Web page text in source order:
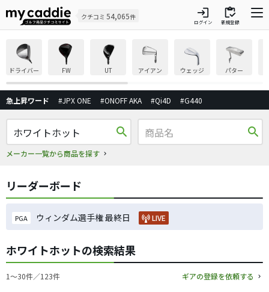
クチコミ 54,065件 login
ログイン
inventory
新規登録
ドライバー FW UT アイアン ウェッジ パター
急上昇ワード #JPX ONE #ONOFF AKA #Qi4D #G440
search
メーカー一覧から商品を探す
search
リーダーボード
PGA ウィンダム選手権 最終日 LIVE
ホワイトホットの検索結果
1〜30件／123件 ギアの登録を依頼する